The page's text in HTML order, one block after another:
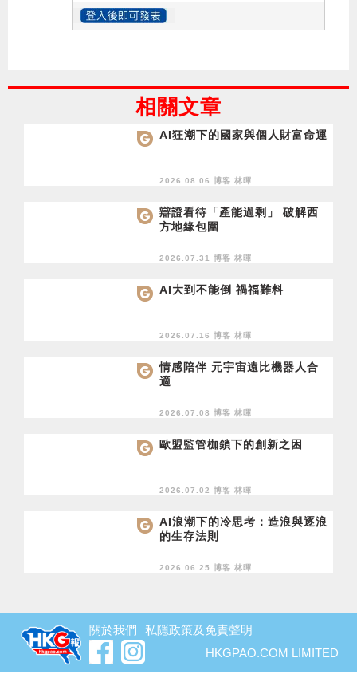
相關文章
AI狂潮下的國家與個人財富命運
2026.08.06 博客 林暉
辯證看待「產能過剩」 破解西
方地緣包圍
2026.07.31 博客 林暉
AI大到不能倒 禍福難料
2026.07.16 博客 林暉
情感陪伴 元宇宙遠比機器人合
適
2026.07.08 博客 林暉
歐盟監管枷鎖下的創新之困
2026.07.02 博客 林暉
AI浪潮下的冷思考：造浪與逐浪
的生存法則
2026.06.25 博客 林暉
關於我們
私隱政策及免責聲明
HKGPAO.COM LIMITED